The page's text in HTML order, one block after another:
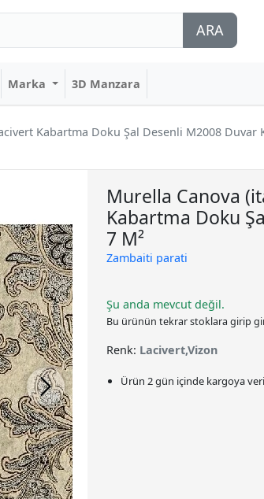
ARA
Marka 3D Manzara
Kabartma Doku Şal Desenli M2008 Duvar
Murella Canova
Kabartma Doku
7 M²
Zambaiti parati
Şu anda mevcut değil.
Bu ürünün tekrar stoklara girip
Renk: Lacivert,Vizon
Ürün 2 gün içinde kargoya